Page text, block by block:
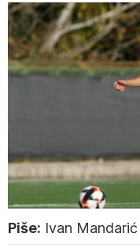
Piše: Ivan Mandarić